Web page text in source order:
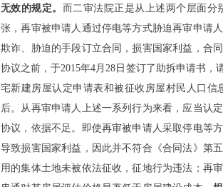
无效的规定。 而二审法院正是从上述两个层面分
张，再审被申请人通过停电等方式胁迫再审申请
欺诈、胁迫的手段订立合同，损害国家利益，合
协议之前，于2015年4月28日签订了助拆申请书
宅新建房屋认定申请表和被征收房屋村民人口
后。从再审申请人上述一系列行为来看，应当认
协议，依据不足。即使再审被申请人采取停电等
导致损害国家利益，因此并不符合《合同法》第
用的集体土地未被依法征收，征地行为违法；再